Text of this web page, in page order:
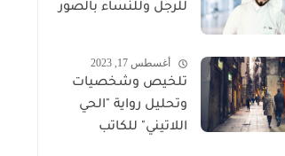
للرجل وللنساء بالصور
أغسطس 17, 2023
تلخيص وشخصيات
وتحليل رواية "الحي
اللاتيني" للكاتب